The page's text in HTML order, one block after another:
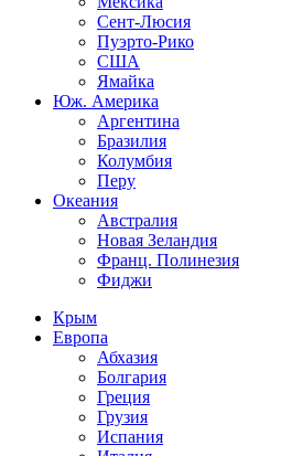
Сент-Люсия
Пуэрто-Рико
США
Ямайка
Юж. Америка
Аргентина
Бразилия
Колумбия
Перу
Океания
Австралия
Новая Зеландия
Франц. Полинезия
Фиджи
Крым
Европа
Абхазия
Болгария
Греция
Грузия
Испания